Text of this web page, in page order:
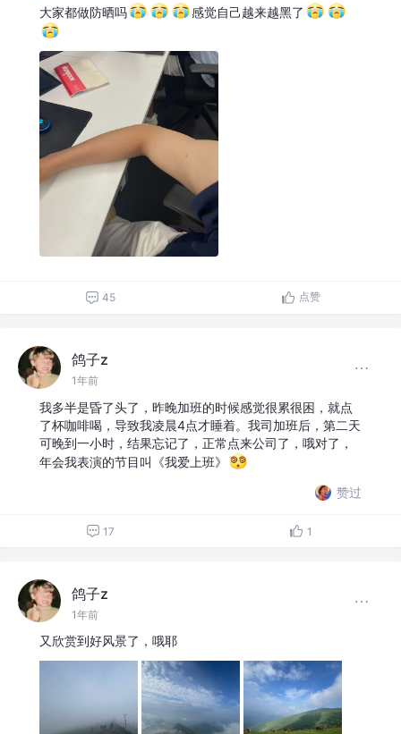
大家都做防晒吗 感觉自己越来越黑了
45 点赞
鸽子z
1年前
我多半是昏了头了，昨晚加班的时候感觉很累很困，就点
了杯咖啡喝，导致我凌晨4点才睡着。我司加班后，第二天
可晚到一小时，结果忘记了，正常点来公司了，哦对了，
年会我表演的节目叫《我爱上班》
赞过
17 1
鸽子z
1年前
又欣赏到好风景了，哦耶